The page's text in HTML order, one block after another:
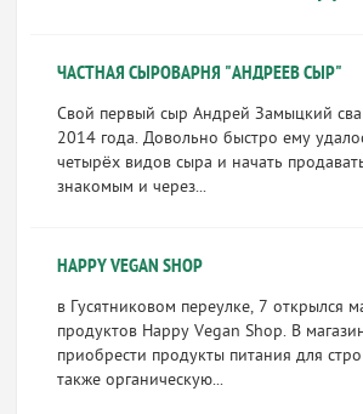
ЧАСТНАЯ СЫРОВАРНЯ "АНДРЕЕВ СЫР"
Свой первый сыр Андрей Замыцкий
2014 года. Довольно быстро ему
четырёх видов сыра и начать
знакомым и через...
HAPPY VEGAN SHOP
в Гусятниковом переулке, 7 открылся
продуктов Happy Vegan Shop. В
приобрести продукты питания для
также органическую...